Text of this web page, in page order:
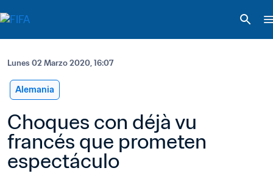
Lunes 02 Marzo 2020, 16:07
Alemania
Choques con déjà vu
francés que prometen
espectáculo